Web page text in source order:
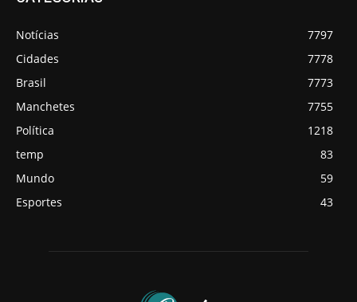
Notícias
7797
Cidades
7778
Brasil
7773
Manchetes
7755
Política
1218
temp
83
Mundo
59
Esportes
43